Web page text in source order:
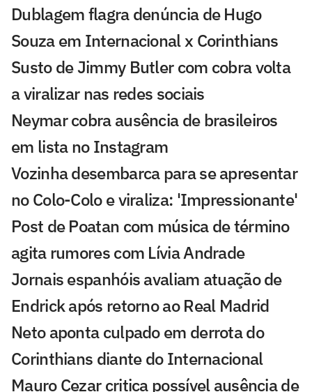
Dublagem flagra denúncia de Hugo
Souza em Internacional x Corinthians
Susto de Jimmy Butler com cobra volta
a viralizar nas redes sociais
Neymar cobra ausência de brasileiros
em lista no Instagram
Vozinha desembarca para se apresentar
no Colo-Colo e viraliza: 'Impressionante'
Post de Poatan com música de término
agita rumores com Lívia Andrade
Jornais espanhóis avaliam atuação de
Endrick após retorno ao Real Madrid
Neto aponta culpado em derrota do
Corinthians diante do Internacional
Mauro Cezar critica possível ausência de